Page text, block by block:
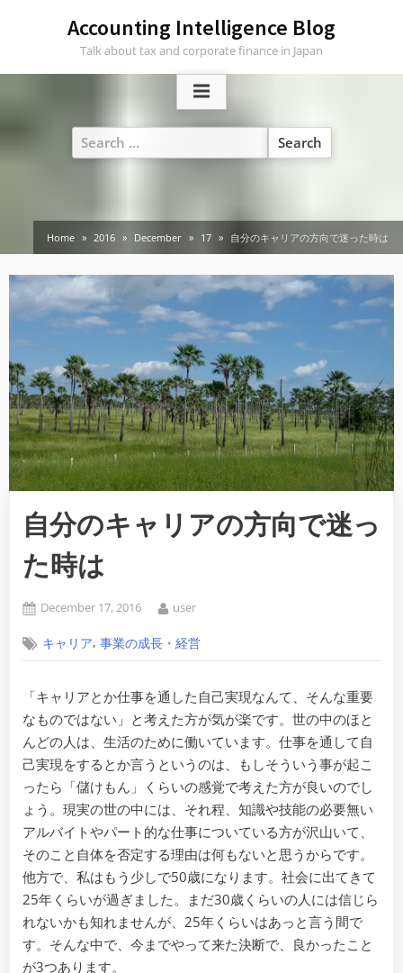
Accounting Intelligence Blog
Talk about tax and corporate finance in Japan
Search
for:
Home 2016 December 17 自分のキャリアの方向で迷った時は
自分のキャリアの方向で迷っ
た時は
Posted
December 17, 2016 By
user
キャリア,事業の成長・経営
「キャリアとか仕事を通した自己実現なんて、そんな重要
なものではない」と考えた方が気が楽です。世の中のほと
んどの人は、生活のために働いています。仕事を通して自
己実現をするとか言うというのは、もしそういう事が起こ
ったら「儲けもん」くらいの感覚で考えた方が良いのでし
ょう。現実の世の中には、それ程、知識や技能の必要無い
アルバイトやパート的な仕事についている方が沢山いて、
そのこと自体を否定する理由は何もないと思うからです。
他方で、私はもう少しで50歳になります。社会に出てきて
25年くらいが過ぎました。まだ30歳くらいの人には信じら
れないかも知れませんが、25年くらいはあっと言う間で
す。そんな中で、今までやって来た決断で、良かったこと
が3つあります。